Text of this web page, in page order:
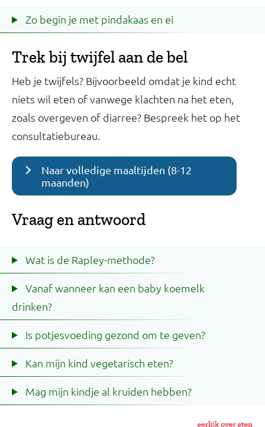
Zo begin je met pindakaas en ei
Trek bij twijfel aan de bel
Heb je twijfels? Bijvoorbeeld omdat je kind echt
niets wil eten of vanwege klachten na het eten,
zoals overgeven of diarree? Bespreek het op het
consultatiebureau.
Naar volledige maaltijden (8-12
maanden)
Vraag en antwoord
Wat is de Rapley-methode?
Vanaf wanneer kan een baby koemelk
drinken?
Is potjesvoeding gezond om te geven?
Kan mijn kind vegetarisch eten?
Mag mijn kindje al kruiden hebben?